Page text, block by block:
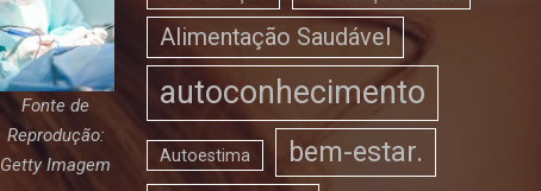
Fonte de
Reprodução:
Getty Imagem
Alimentação Saudável
autoconhecimento
Autoestima bem-estar.